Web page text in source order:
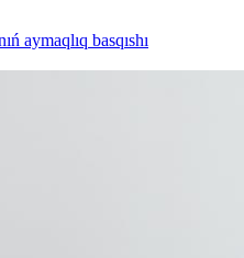
aymaqlıq basqıshı